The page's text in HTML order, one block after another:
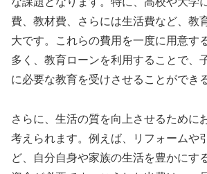
費、教材費、さらには生活費など、教
大です。これらの費用を一度に用意す
多く、教育ローンを利用することで、
に必要な教育を受けさせることができ
さらに、生活の質を向上させるために
考えられます。例えば、リフォームや
ど、自分自身や家族の生活を豊かにす